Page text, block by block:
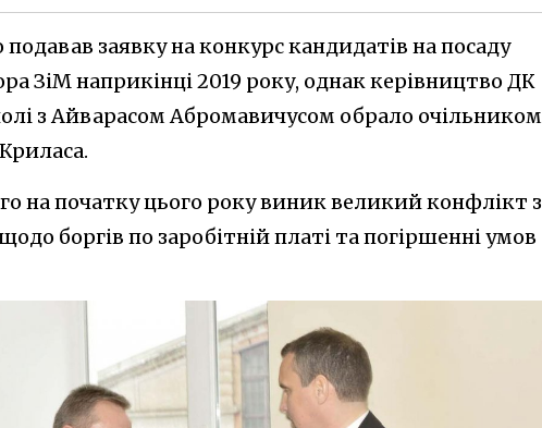
заявку на конкурс кандидатів на посаду
ЗіМ наприкінці 2019 року, однак керівництво ДК
з Айварасом Абромавичусом обрало очільником
на початку цього року виник великий конфлікт з
боргів по заробітній платі та погіршенні умов